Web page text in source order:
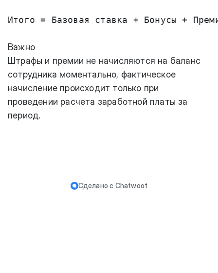
Итого = Базовая ставка + Бонусы +
Важно
Штрафы и премии не начисляются на баланс
сотрудника моментально, фактическое
начисление происходит только при
проведении расчета заработной платы за
период.
Сделано с Chatwoot